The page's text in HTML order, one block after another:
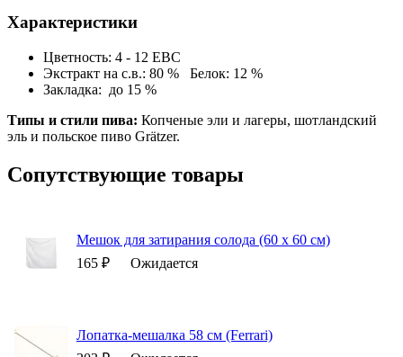
Характеристики
Цветность: 4 - 12 EBC
Экстракт на с.в.: 80 % Белок: 12 %
Закладка: до 15 %
Типы и стили пива: Копченые эли и лагеры, шотландский
эль и польское пиво Grätzer.
Сопутствующие товары
Мешок для затирания солода (60 х 60 см)
165 ₽
Ожидается
Лопатка-мешалка 58 см (Ferrari)